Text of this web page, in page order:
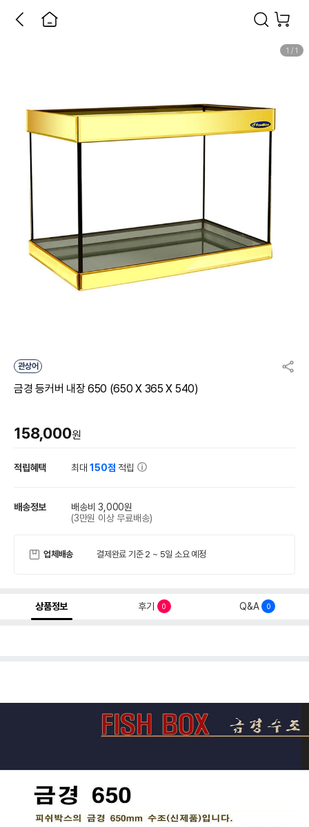
1 / 1
관상어
금경 등커버 내장 650 (650 X 365 X 540)
158,000원
적립혜택 최대150점 적립
배송정보
배송비 3,000원
(3만원 이상 무료배송)
업체배송 결제완료 기준 2 ~ 5일 소요 예정
상품정보 후기 0 Q&A 0